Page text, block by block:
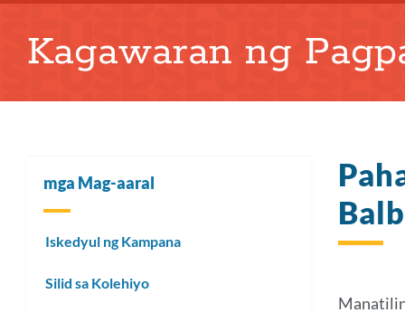
tinapay
Kagawaran ng
mga Mag-aaral
Iskedyul ng Kampana
Silid sa Kolehiyo